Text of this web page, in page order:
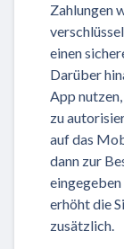
Zahlungen
einen
Darüber
App
zu
auf das
dann zur
erhöht die
zusätzlich.